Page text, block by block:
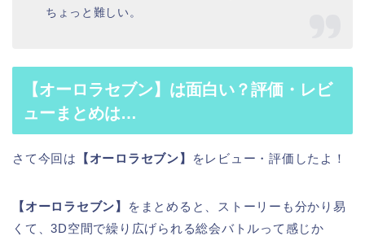
ちょっと難しい。
【オーロラセブン】 は面白い？評価・レビ
ューまとめは…
さて今回は 【オーロラセブン】 をレビュー・評価したよ！
【オーロラセブン】
をまとめると、ストーリーも分かり易
くて、3D空間で繰り広げられる総会バトルって感じか